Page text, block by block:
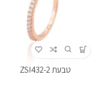
טבעת ZSI432-2